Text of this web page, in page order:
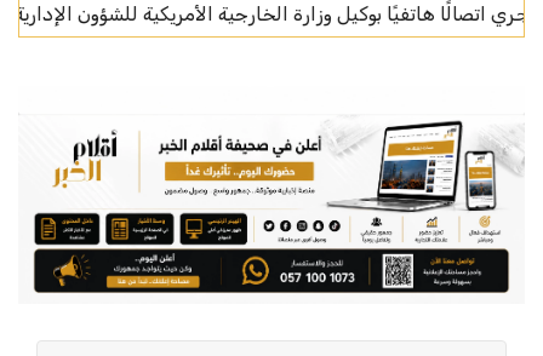
هاتفيًا بوكيل وزارة الخارجية الأمريكية للشؤون الإدارية